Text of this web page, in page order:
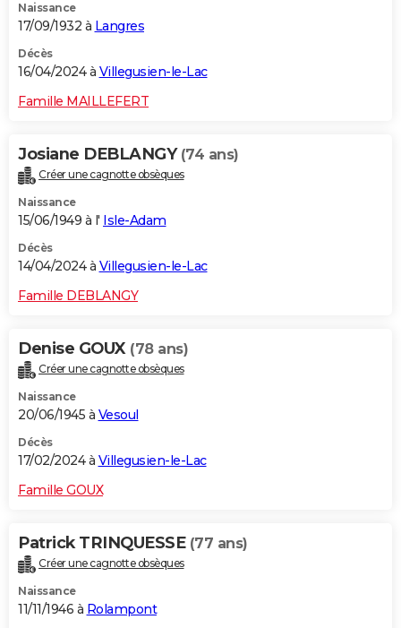
Naissance
17/09/1932 à Langres
Décès
16/04/2024 à Villegusien-le-Lac
Famille MAILLEFERT
Josiane DEBLANGY (74 ans)
Créer une cagnotte obsèques
Naissance
15/06/1949 à l' Isle-Adam
Décès
14/04/2024 à Villegusien-le-Lac
Famille DEBLANGY
Denise GOUX (78 ans)
Créer une cagnotte obsèques
Naissance
20/06/1945 à Vesoul
Décès
17/02/2024 à Villegusien-le-Lac
Famille GOUX
Patrick TRINQUESSE (77 ans)
Créer une cagnotte obsèques
Naissance
11/11/1946 à Rolampont